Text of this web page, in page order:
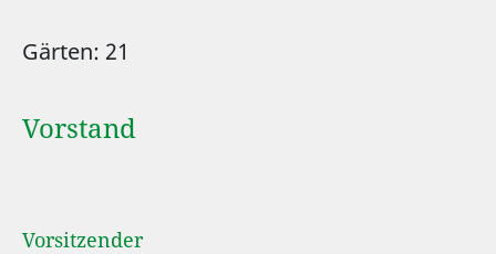
Gärten: 21
Vorstand
Vorsitzender